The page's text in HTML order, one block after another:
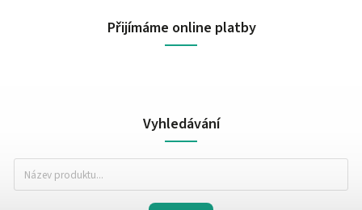
Přijímáme online platby
Vyhledávání